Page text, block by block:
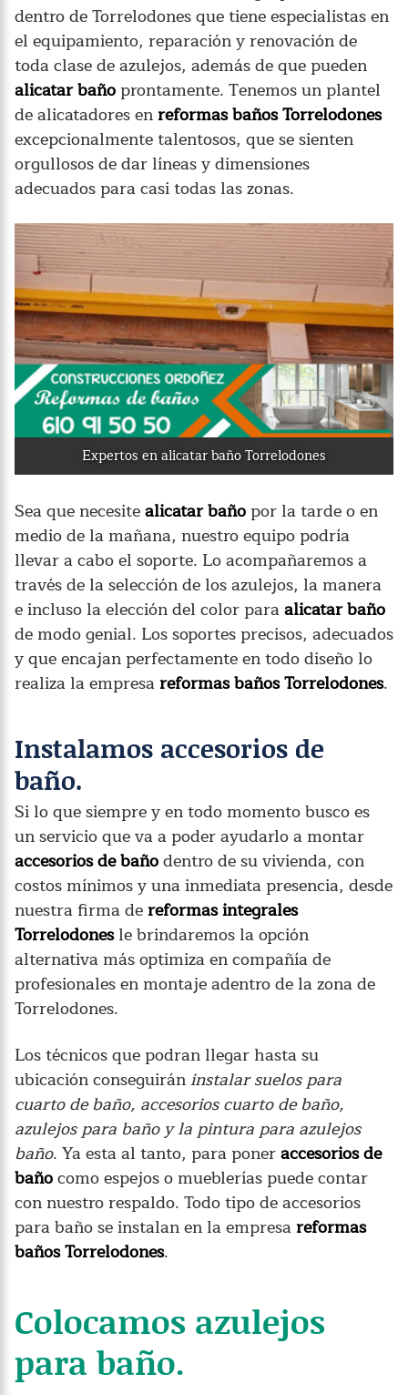
dentro de Torrelodones que tiene especialistas en
el equipamiento, reparación y renovación de
toda clase de azulejos, además de que pueden
alicatar baño prontamente. Tenemos un plantel
de alicatadores enreformas baños Torrelodones
excepcionalmente talentosos, que se sienten
orgullosos de dar líneas y dimensiones
adecuados para casi todas las zonas.
Expertos en alicatar baño Torrelodones
Sea que necesitealicatar baño por la tarde o en
medio de la mañana, nuestro equipo podría
llevar a cabo el soporte. Lo acompañaremos a
través de la selección de los azulejos, la manera
e incluso la elección del color paraalicatar baño
de modo genial. Los soportes precisos, adecuados
y que encajan perfectamente en todo diseño lo
realiza la empresareformas baños Torrelodones.
Instalamos accesorios de
baño.
Si lo que siempre y en todo momento busco es
un servicio que va a poder ayudarlo a montar
accesorios de bañodentro de su vivienda, con
costos mínimos y una inmediata presencia, desde
nuestra firma dereformas integrales
Torrelodonesle brindaremos la opción
alternativa más optimiza en compañía de
profesionales en montaje adentro de la zona de
Torrelodones.
Los técnicos que podran llegar hasta su
ubicación conseguirán instalar suelos para
cuarto de baño, accesorios cuarto de baño,
azulejos para baño y la pintura para azulejos
baño. Ya esta al tanto, para poneraccesorios de
bañocomo espejos o mueblerías puede contar
con nuestro respaldo. Todo tipo de accesorios
para baño se instalan en la empresareformas
baños Torrelodones.
Colocamos azulejos
para baño.